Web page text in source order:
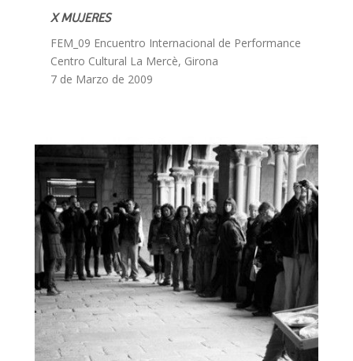
X MUJERES
FEM_09 Encuentro Internacional de Performance
Centro Cultural La Mercè, Girona
7 de Marzo de 2009